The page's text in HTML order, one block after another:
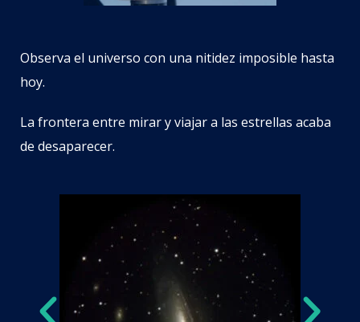
Observa el universo con una nitidez imposible hasta
hoy.
La frontera entre mirar y viajar a las estrellas acaba
de desaparecer.